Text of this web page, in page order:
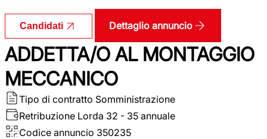
Candidati Dettaglio annuncio
ADDETTA/O AL MONTAGGIO
MECCANICO
Tipo di contratto Somministrazione
Retribuzione Lorda 32 - 35 annuale
Codice annuncio 350235